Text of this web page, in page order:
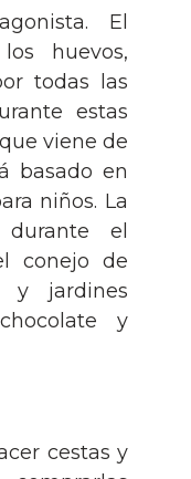
El
huevos,
todas las
estas
viene de
basado en
niños. La
el
conejo de
y jardines
y
cestas y